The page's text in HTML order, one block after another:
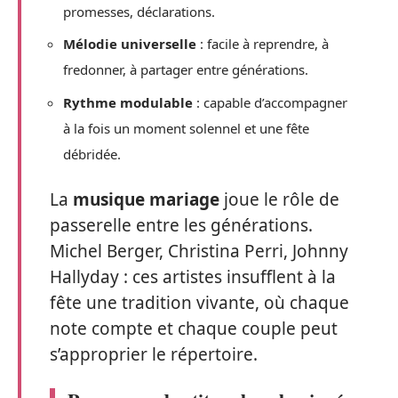
promesses, déclarations.
Mélodie universelle : facile à reprendre, à
fredonner, à partager entre générations.
Rythme modulable : capable d’accompagner
à la fois un moment solennel et une fête
débridée.
La musique mariage joue le rôle de
passerelle entre les générations.
Michel Berger, Christina Perri, Johnny
Hallyday : ces artistes insufflent à la
fête une tradition vivante, où chaque
note compte et chaque couple peut
s’approprier le répertoire.